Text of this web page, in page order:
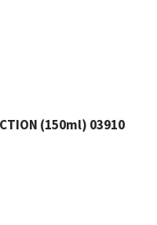
(150ml) 03910